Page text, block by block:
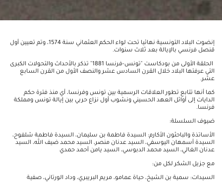
إنضوت البلاد التونسية نهائيا تحت لواء الحكم العثماني سنة 1574، وتم تعيين أول
قنصل فرنسي بالإيالة بعد ثلاث سنوات.
الحلقة الأولى من بودكاست "تونس-فرنسا 1881" تذكر بالأحداث والتحولات الكبرى
التي عرفتها البلاد خلال القرن السادس عشر والنصف الأول من القرن السابع
عشر.
كما أنها تتابع تطور العلاقات الرسمية بين تونس وفرنسا، أي منذ فترة حكم
الدايات إلى أوائل العهد الحسيني ونشوب أول نزاع حربي بين إيالة تونس ومملكة
فرنسا.
ضيوف السلسلة:
الأساتذة والباحثون الأكارم: السيدة فاطمة بن سليمان، السيدة فاطمة شلفوح،
السيدة أسمهان اليوسفي، السيد عدنان منصر، السيد محمد ضيف الله، السيد
عدنان الغالي، السيد محمد الدبوسي، السيد يامن أحمد حمدي
مع جزيل الشكر لكل من:
السيدات: سمية بن الشيخ، حياة عمامو، مريم البريبري، وداد الورتاني، صفية